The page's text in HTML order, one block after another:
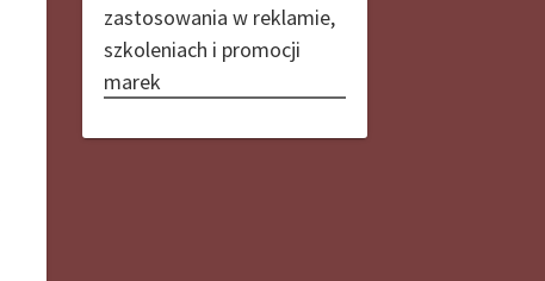
zastosowania w reklamie,
szkoleniach i promocji
marek